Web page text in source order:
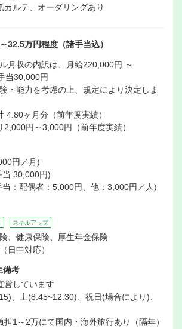
カルテ、オーダリングあり
32.5万円程度（諸手当込）
月収の内訳は、月給220,000円 ～
当30,000円
・能力を考慮の上、規定により決定しま
4.80ヶ月分（前年度実績）
2,000円～3,000円（前年度実績）
円／月)
当 30,000円)
：配偶者：5,000円、他：3,000円／人)
スキルアップ
、健康保険、厚生年金保険
日中対応）
備考
営しています
、土(8:45~12:30)、祝日(場合により)、
1～2万にて国内・海外旅行あり（隔年）